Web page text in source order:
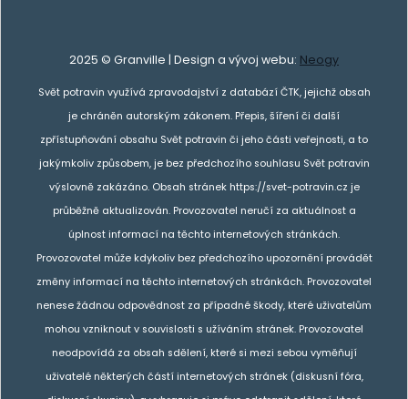
2025 © Granville | Design a vývoj webu: Neogy
Svět potravin využívá zpravodajství z databází ČTK, jejichž obsah
je chráněn autorským zákonem. Přepis, šíření či další
zpřístupňování obsahu Svět potravin či jeho části veřejnosti, a to
jakýmkoliv způsobem, je bez předchozího souhlasu Svět potravin
výslovně zakázáno. Obsah stránek https://svet-potravin.cz je
průběžně aktualizován. Provozovatel neručí za aktuálnost a
úplnost informací na těchto internetových stránkách.
Provozovatel může kdykoliv bez předchozího upozornění provádět
změny informací na těchto internetových stránkách. Provozovatel
nenese žádnou odpovědnost za případné škody, které uživatelům
mohou vzniknout v souvislosti s užíváním stránek. Provozovatel
neodpovídá za obsah sdělení, které si mezi sebou vyměňují
uživatelé některých částí internetových stránek (diskusní fóra,